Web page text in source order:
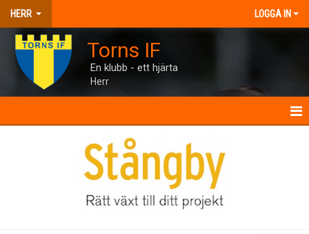
HERR LOGGA IN
Torns IF
En klubb - ett hjärta
Herr